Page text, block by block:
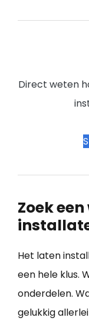
Direct weten
Zoek
Het laten
een hele klus.
onderdelen.
gelukkig